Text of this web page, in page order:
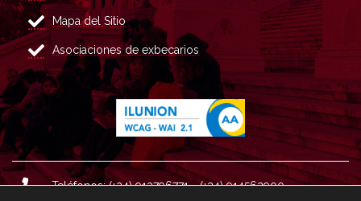
Mapa del Sitio
Asociaciones de exbecarios
Teléfonos: (+34) 913796771 - (+34) 914562900